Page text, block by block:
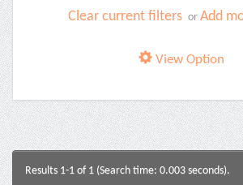
Clear current filters or Add
View Option
Results 1-1 of 1 (Search time: 0.003 seconds).